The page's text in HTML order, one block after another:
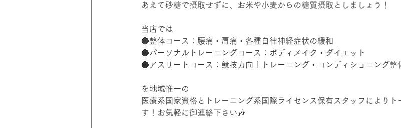
あえて砂糖で摂取せずに、お米や小麦からの糖質摂取としましょう！
当店では
🔵整体コース：腰痛・肩痛・各種自律神経症状の緩和
🔵パーソナルトレーニングコース：ボディメイク・ダイエット
🔵アスリートコース：競技力向上トレーニング・コンディショニング整
を地域惟一の
医療系国家資格とトレーニング系国際ライセンス保有スタッフによりト
す！お気軽に御連絡下さい🎶